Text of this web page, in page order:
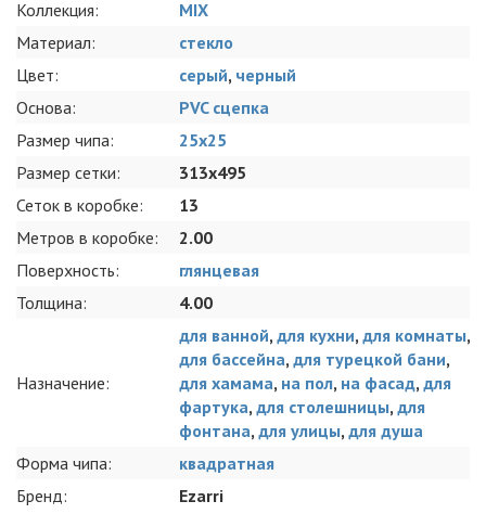
Коллекция:
MIX
Материал:
стекло
Цвет:
серый, черный
Основа:
PVC сцепка
Размер чипа:
25x25
Размер сетки:
313x495
Сеток в коробке:
13
Метров в коробке:
2.00
Поверхность:
глянцевая
Толщина:
4.00
Назначение:
для ванной, для кухни, для комнаты,
для бассейна, для турецкой бани,
для хамама, на пол, на фасад, для
фартука, для столешницы, для
фонтана, для улицы, для душа
Форма чипа:
квадратная
Бренд:
Ezarri